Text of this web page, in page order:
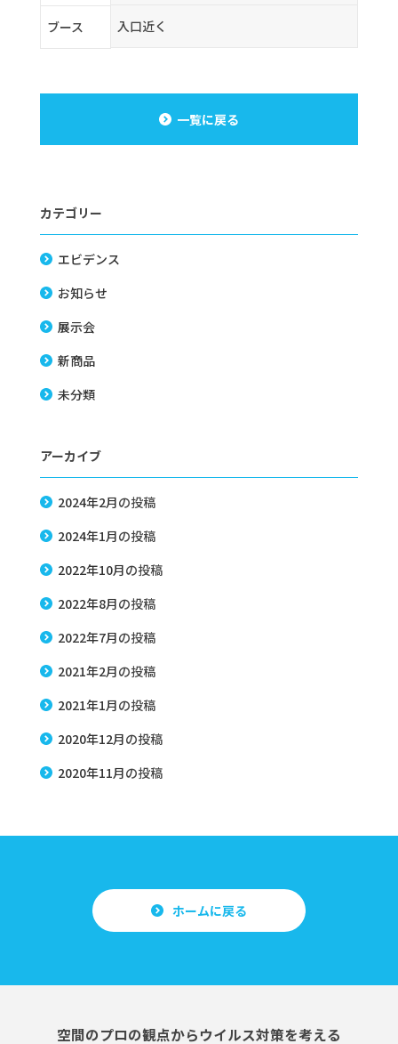
ブース 入口近く
一覧に戻る
カテゴリー
エビデンス
お知らせ
展示会
新商品
未分類
アーカイブ
2024年2月の投稿
2024年1月の投稿
2022年10月の投稿
2022年8月の投稿
2022年7月の投稿
2021年2月の投稿
2021年1月の投稿
2020年12月の投稿
2020年11月の投稿
ホームに戻る
空間のプロの観点からウイルス対策を考える